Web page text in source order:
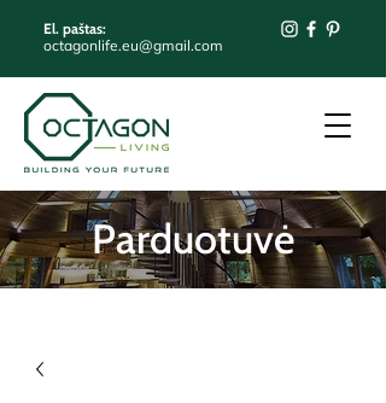
El. paštas:
octagonlife.eu@gmail.com
Parduotuvė